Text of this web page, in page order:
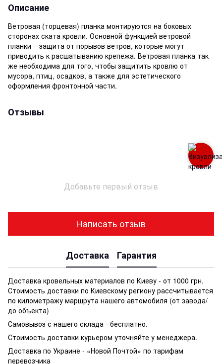
Описание
Ветровая (торцевая) планка монтируются на боковых
сторонах ската кровли. Основной функцией ветровой
планки – защита от порывов ветров, которые могут
приводить к расшатыванию крепежа. Ветровая планка так
же необходима для того, чтобы защитить кровлю от
мусора, птиц, осадков, а также для эстетического
оформления фронтонной части.
Отзывы
Добавьте первый отзыв
Написать отзыв
Доставка Гарантия
Доставка кровельных материалов по Киеву - от 1000 грн.
Стоимость доставки по Киевскому региону рассчитывается
по километражу маршрута нашего автомобиля (от завода/
до объекта)
Самовывоз с нашего склада - бесплатно.
Стоимость доставки курьером уточняйте у менеджера.
Доставка по Украине - «Новой Почтой» по тарифам
перевозчика